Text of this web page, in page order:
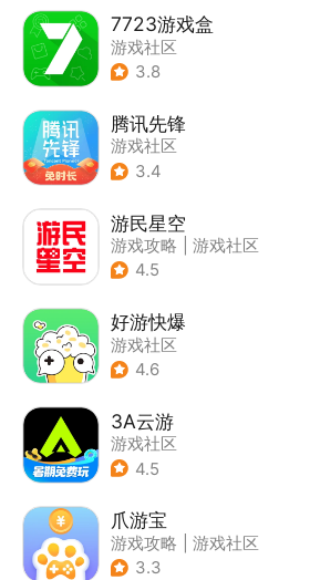
7723游戏盒
游戏社区
3.8
腾讯先锋
游戏社区
3.4
游民星空
游戏攻略
游戏社区
4.5
好游快爆
游戏社区
4.6
3A云游
游戏社区
4.5
爪游宝
游戏攻略
游戏社区
3.3